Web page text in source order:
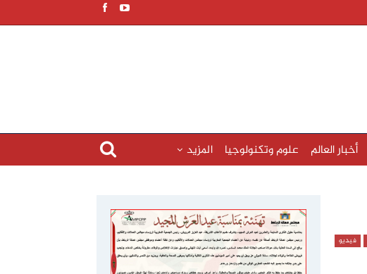
أخبار العالم علوم وتكنولوجيا المزيد
فيديو